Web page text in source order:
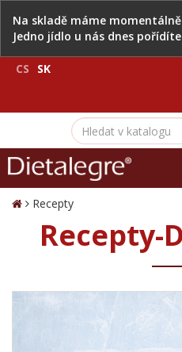
Na skladě máme momentálně
Jedno jídlo u nás dnes
CS
SK
Recepty
Recepty-